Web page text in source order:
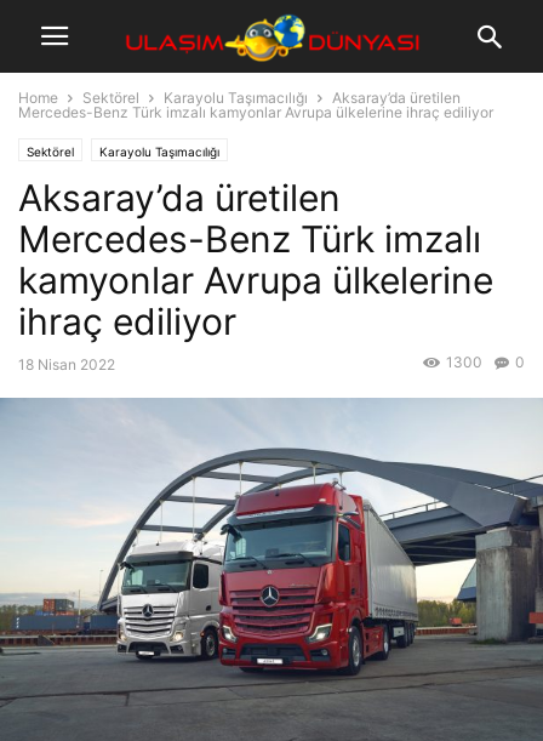
Home Sektörel Karayolu Taşımacılığı
Aksaray’da üretilen
Mercedes-Benz Türk imzalı kamyonlar Avrupa ülkelerine ihraç ediliyor
Sektörel Karayolu Taşımacılığı
Aksaray’da üretilen
Mercedes-Benz Türk imzalı
kamyonlar Avrupa ülkelerine
ihraç ediliyor
18 Nisan 2022 0
1300